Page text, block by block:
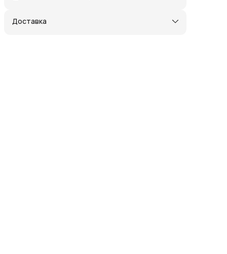
Доставка